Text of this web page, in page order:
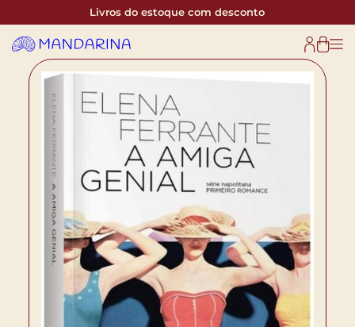
Livros do estoque com desconto